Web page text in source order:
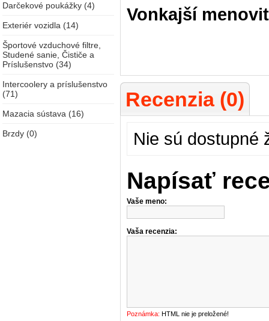
Darčekové poukážky (4)
Exteriér vozidla (14)
Športové vzduchové filtre,
Studené sanie, Čističe a
Príslušenstvo (34)
Intercoolery a príslušenstvo
(71)
Mazacia sústava (16)
Brzdy (0)
Vonkajší
Recenzia (0)
Nie sú dostupné
Napísať
Vaše meno:
Vaša recenzia:
Poznámka: HTML nie je preložené!